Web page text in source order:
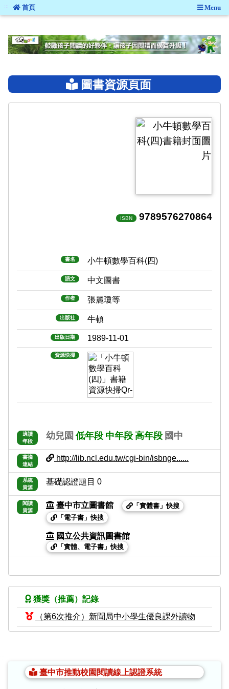
::: 首頁 Menu
圖書資源頁面
ISBN 9789576270864
書名 小牛頓數學百科(四)
語文 中文圖書
作者 張麗瓊等
出版社 牛頓
出版日期 1989-11-01
資源快掃
適讀
年段
幼兒園 低年段 中年段 高年段 國中
書摘
連結
http://lib.ncl.edu.tw/cgi-bin/isbnge......
系統
資源
基礎認證題目 0
閱讀
資源
臺中市立圖書館
「實體書」快搜
「電子書」快搜
國立公共資訊圖書館
「實體、電子書」快搜
獲獎（推薦）記錄
（第6次推介）新聞局中小學生優良課外讀物
臺中市推動校園閱讀線上認證系統